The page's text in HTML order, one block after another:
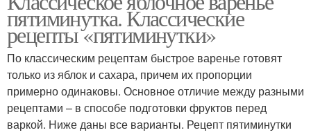
Варение с пектином Варения с пектином
Варения на основе
пятиминутка. Классические
рецепты «пятиминутки»
По классическим рецептам быстрое варенье готовят
только из яблок и сахара, причем их пропорции
примерно одинаковы. Основное отличие между разными
рецептами – в способе подготовки фруктов перед
варкой. Ниже даны все варианты. Рецепт пятиминутки